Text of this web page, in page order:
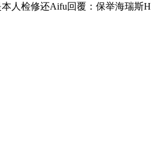
人检修还Aifu回覆：保举海瑞斯